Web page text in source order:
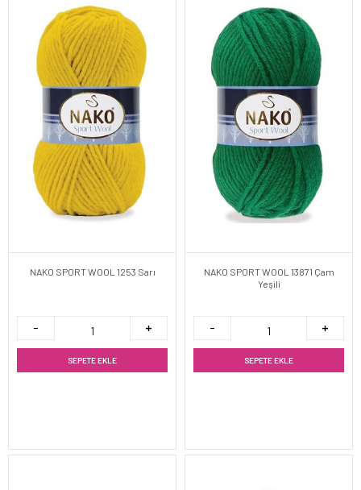
NAKO SPORT WOOL 1253 Sarı
SEPETE EKLE
NAKO SPORT WOOL 13871 Çam
Yeşili
SEPETE EKLE